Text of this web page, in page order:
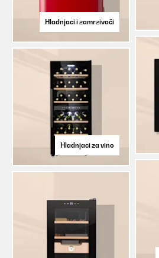
Hladnjaci i zamrzivači
Hladnjaci za vino